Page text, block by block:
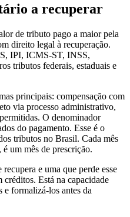
a recuperar
de tributo pago a maior pela
direito legal à recuperação.
IPI, ICMS-ST, INSS,
tributos federais, estaduais e
principais: compensação com
via processo administrativo,
O denominador
do pagamento. Esse é o
tributos no Brasil. Cada mês
um mês de prescrição.
e uma que perde esse
Está na capacidade
formalizá-los antes da